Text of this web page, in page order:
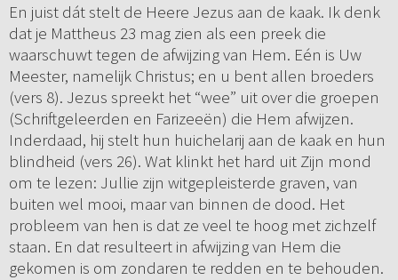
En juist dát stelt de Heere Jezus aan de kaak. Ik denk
dat je Mattheus 23 mag zien als een preek die
waarschuwt tegen de afwijzing van Hem. Eén is Uw
Meester, namelijk Christus; en u bent allen broeders
(vers 8). Jezus spreekt het “wee” uit over die groepen
(Schriftgeleerden en Farizeeën) die Hem afwijzen.
Inderdaad, hij stelt hun huichelarij aan de kaak en hun
blindheid (vers 26). Wat klinkt het hard uit Zijn mond
om te lezen: Jullie zijn witgepleisterde graven, van
buiten wel mooi, maar van binnen de dood. Het
probleem van hen is dat ze veel te hoog met zichzelf
staan. En dat resulteert in afwijzing van Hem die
gekomen is om zondaren te redden en te behouden.